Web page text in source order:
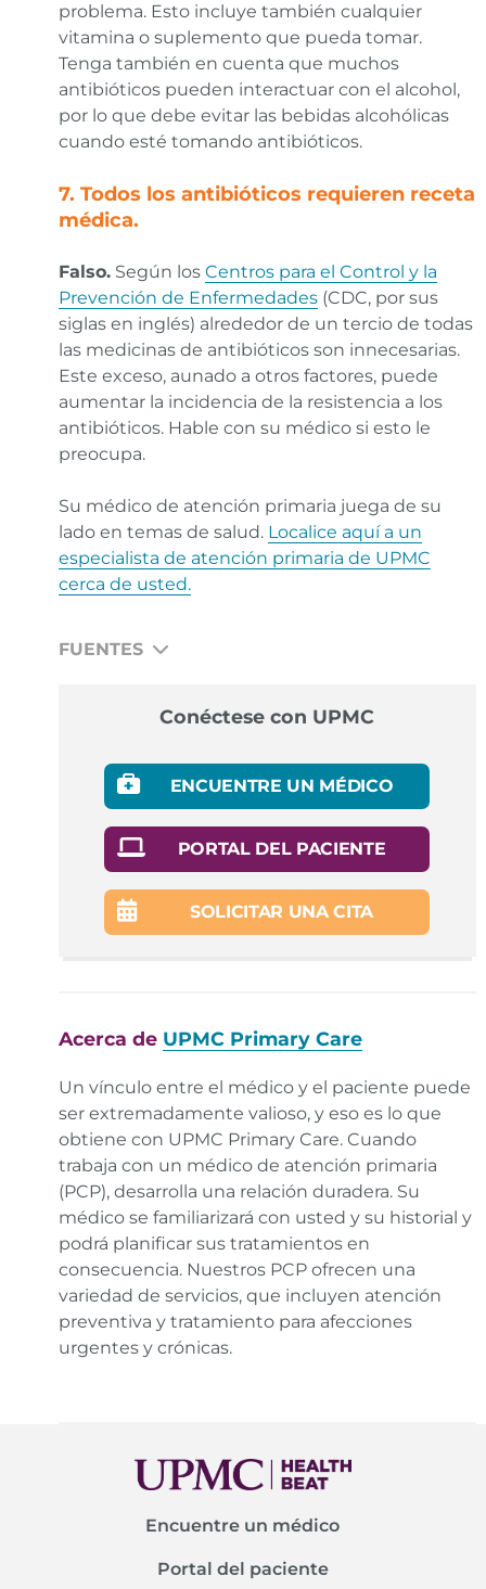
problema. Esto incluye también cualquier
vitamina o suplemento que pueda tomar.
Tenga también en cuenta que muchos
antibióticos pueden interactuar con el alcohol,
por lo que debe evitar las bebidas alcohólicas
cuando esté tomando antibióticos.
7. Todos los antibióticos requieren receta
médica.
Falso.Según los Centros para el Control y la
Prevención de Enfermedades(CDC, por sus
siglas en inglés) alrededor de un tercio de todas
las medicinas de antibióticos son innecesarias.
Este exceso, aunado a otros factores, puede
aumentar la incidencia de la resistencia a los
antibióticos. Hable con su médico si esto le
preocupa.
Su médico de atención primaria juega de su
lado en temas de salud. Localice aquí a un
especialista de atención primaria de UPMC
cerca de usted.
FUENTES
Conéctese con UPMC
ENCUENTRE UN MÉDICO
PORTAL DEL PACIENTE
SOLICITAR UNA CITA
Acerca de UPMC Primary Care
Un vínculo entre el médico y el paciente puede
ser extremadamente valioso, y eso es lo que
obtiene con UPMC Primary Care. Cuando
trabaja con un médico de atención primaria
(PCP), desarrolla una relación duradera. Su
médico se familiarizará con usted y su historial y
podrá planificar sus tratamientos en
consecuencia. Nuestros PCP ofrecen una
variedad de servicios, que incluyen atención
preventiva y tratamiento para afecciones
urgentes y crónicas.
Encuentre un médico
Portal del paciente